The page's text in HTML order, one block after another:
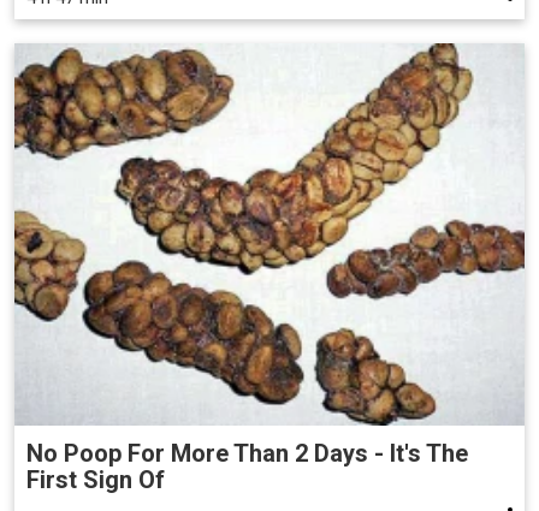
No Poop For More Than 2 Days - It's The
First Sign Of